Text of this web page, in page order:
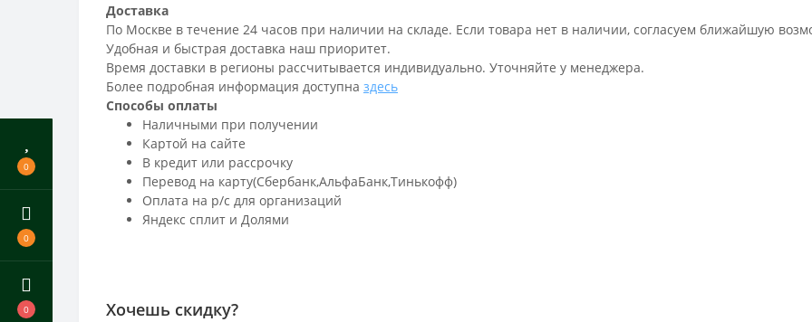
0
0
0
Доставка
По Москве в течение 24 часов при наличии на складе. Если товара нет в наличии, согласуем ближайшую
Удобная и быстрая доставка наш приоритет.
Время доставки в регионы рассчитывается индивидуально. Уточняйте у менеджера.
Более подробная информация доступна здесь
Способы оплаты
Наличными при получении
Картой на сайте
В кредит или рассрочку
Перевод на карту(Сбербанк,АльфаБанк,Тинькофф)
Оплата на р/c для организаций
Яндекс сплит и Долями
Хочешь скидку?